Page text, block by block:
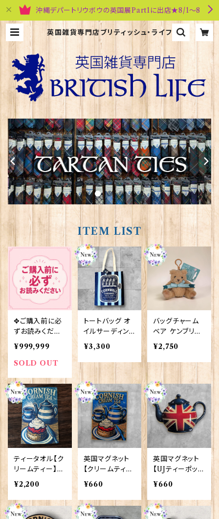
沖縄デパートリウボウの英国展Part1に出店★8/1～8
英国雑貨専門店ブリティッシュ・ライフ
ITEM LIST
✥ご購入前に必
ずお読みくださ
い✥
¥999,999
SOLD OUT
トートバッグ オ
イルサーディン
Elgate Produ
cts 90431
¥3,300
バッグチャーム
ベア ケンブリッ
ジ大学 Elgat
e Products 90
428
¥2,750
ティータオル【ク
リームティー】El
gate Products
50001-X
¥2,200
英国マグネット
【クリームティ
ー】Elgate Pro
ducts 90030
¥660
英国マグネット
【UJティーポッ
ト】Elgate Pro
ducts 90030
¥660